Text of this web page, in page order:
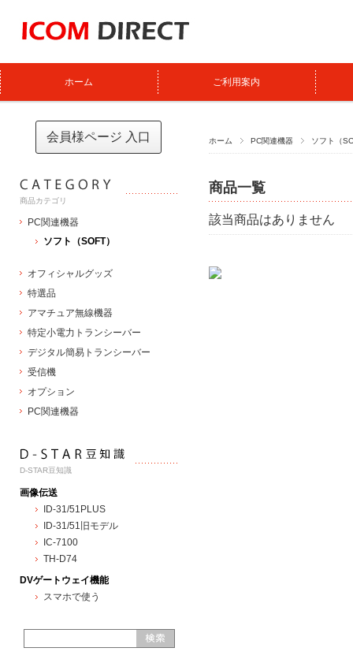
ホーム ご利用案内
ホーム PC関連機器 ソフト（
商品一覧
該当商品はありません
会員様ページ 入口
商品カテゴリ
PC関連機器
ソフト（SOFT）
オフィシャルグッズ
特選品
アマチュア無線機器
特定小電力トランシーバー
デジタル簡易トランシーバー
受信機
オプション
PC関連機器
D-STAR豆知識
画像伝送
ID-31/51PLUS
ID-31/51旧モデル
IC-7100
TH-D74
DVゲートウェイ機能
スマホで使う